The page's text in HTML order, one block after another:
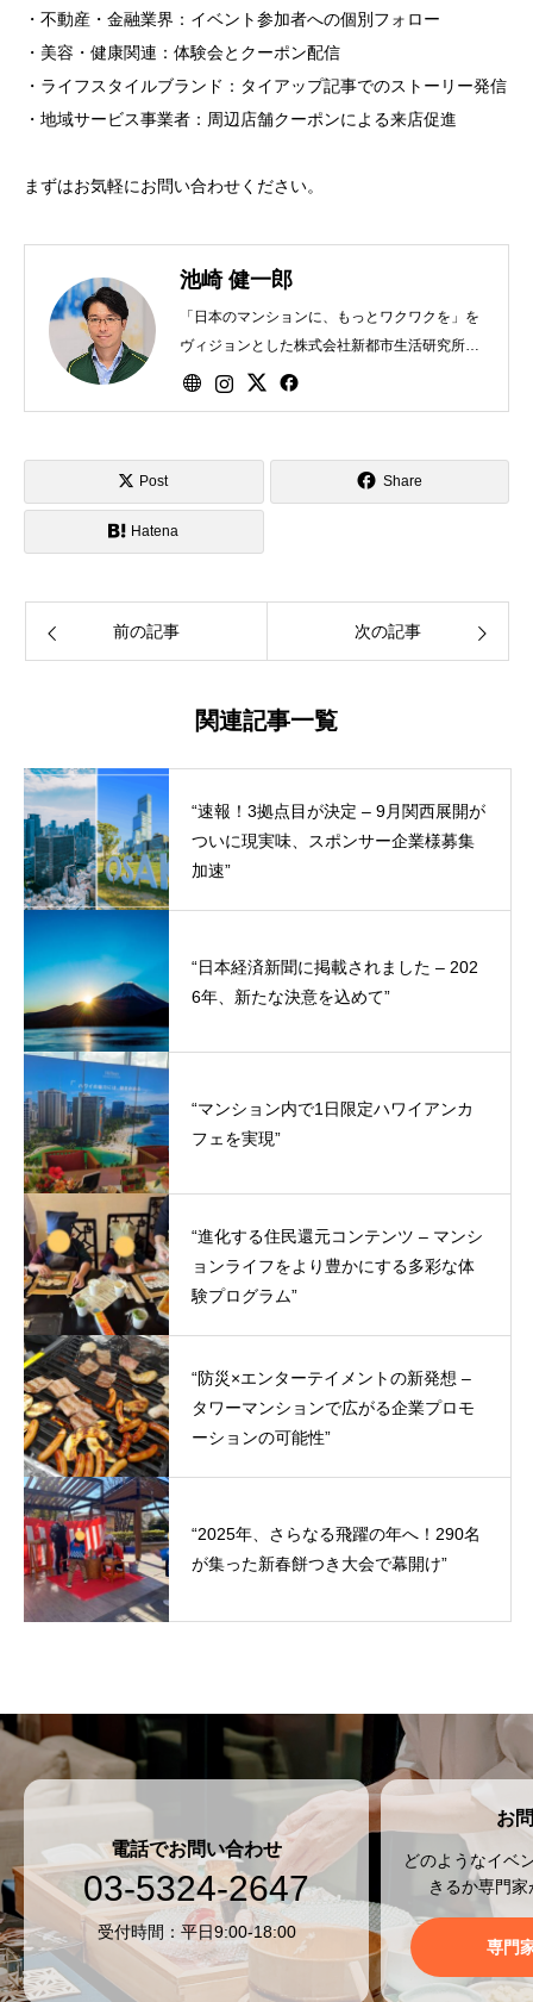
・不動産・金融業界：イベント参加者への個別フォロー
・美容・健康関連：体験会とクーポン配信
・ライフスタイルブランド：タイアップ記事でのストーリー発信
・地域サービス事業者：周辺店舗クーポンによる来店促進
まずはお気軽にお問い合わせください。
池崎 健一郎
「日本のマンションに、もっとワクワクを」を
ヴィジョンとした株式会社新都市生活研究所を
2021年に創業、同代表取締役。
Post Share
Hatena
前の記事 次の記事
関連記事一覧
“速報！3拠点目が決定 – 9月関西展開が
ついに現実味、スポンサー企業様募集
加速”
“日本経済新聞に掲載されました – 202
6年、新たな決意を込めて”
“マンション内で1日限定ハワイアンカ
フェを実現”
“進化する住民還元コンテンツ – マンシ
ョンライフをより豊かにする多彩な体
験プログラム”
“防災×エンターテイメントの新発想 –
タワーマンションで広がる企業プロモ
ーションの可能性”
“2025年、さらなる飛躍の年へ！290名
が集った新春餅つき大会で幕開け”
電話でお問い合わせ
03-5324-2647
受付時間：平日9:00-18:00
お
どのようなイベ
きるか専門
専門